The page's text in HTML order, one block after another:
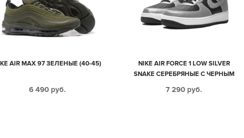
AIR MAX 97 ЗЕЛЕНЫЕ (40-45)
6 490 руб.
NIKE AIR FORCE 1 LOW SILVER
SNAKE СЕРЕБРЯНЫЕ С ЧЕРНЫМ
7 290 руб.